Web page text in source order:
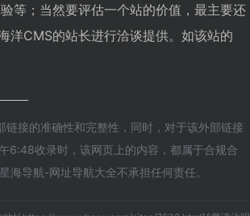
等；当然要评估一个站的价值，最主要还
洋CMS的站长进行洽谈提供。如该站的
接的准确性和完整性，同时，对于该外部链接
6:48收录时，该网页上的内容，都属于合规合
导航-网址导航大全不承担任何责任。